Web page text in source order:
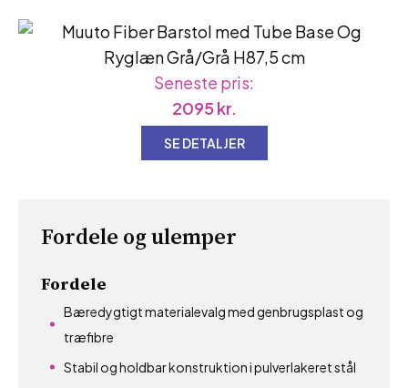
Fordele og ulemper
Fordele
Bæredygtigt materialevalg med genbrugsplast og
træfibre
Stabil og holdbar konstruktion i pulverlakeret stål
Seneste pris:
2095 kr.
SE DETALJER